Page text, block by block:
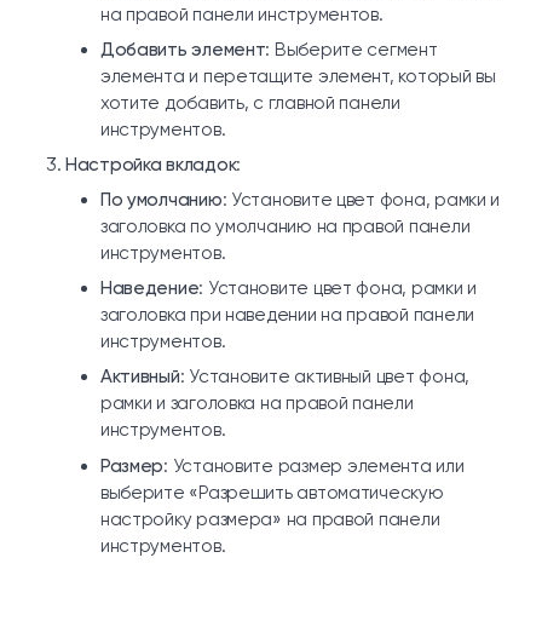
на правой панели инструментов.
Добавить элемент: Выберите сегмент
элемента и перетащите элемент, который вы
хотите добавить, с главной панели
инструментов.
Настройка вкладок:
По умолчанию: Установите цвет фона, рамки и
заголовка по умолчанию на правой панели
инструментов.
Наведение: Установите цвет фона, рамки и
заголовка при наведении на правой панели
инструментов.
Активный: Установите активный цвет фона,
рамки и заголовка на правой панели
инструментов.
Размер: Установите размер элемента или
выберите «Разрешить автоматическую
настройку размера» на правой панели
инструментов.